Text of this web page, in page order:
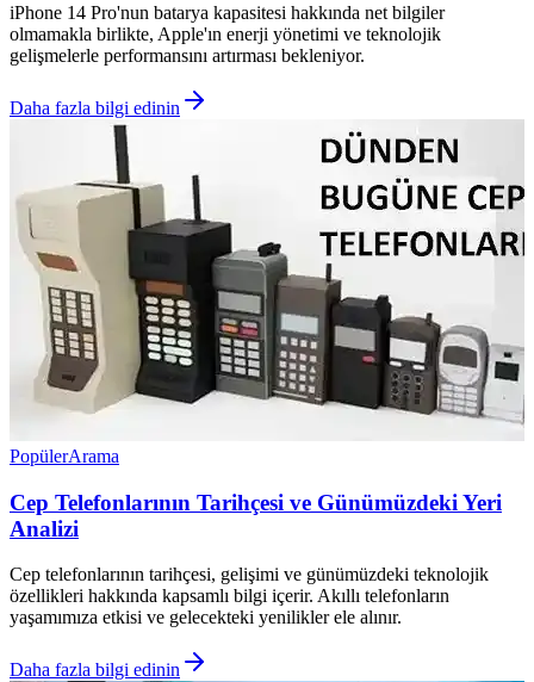
iPhone 14 Pro'nun batarya kapasitesi hakkında net bilgiler
olmamakla birlikte, Apple'ın enerji yönetimi ve teknolojik
gelişmelerle performansını artırması bekleniyor.
Daha fazla bilgi edinin
PopülerArama
Cep Telefonlarının Tarihçesi ve Günümüzdeki Yeri
Analizi
Cep telefonlarının tarihçesi, gelişimi ve günümüzdeki teknolojik
özellikleri hakkında kapsamlı bilgi içerir. Akıllı telefonların
yaşamımıza etkisi ve gelecekteki yenilikler ele alınır.
Daha fazla bilgi edinin